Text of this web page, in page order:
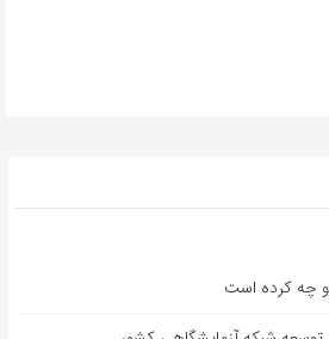
چه کرده است